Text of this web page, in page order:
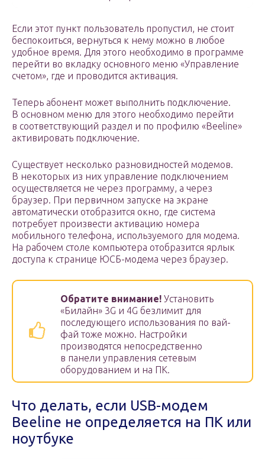
Если этот пункт пользователь пропустил, не стоит
беспокоиться, вернуться к нему можно в любое
удобное время. Для этого необходимо в программе
перейти во вкладку основного меню «Управление
счетом», где и проводится активация.
Теперь абонент может выполнить подключение.
В основном меню для этого необходимо перейти
в соответствующий раздел и по профилю «Beeline»
активировать подключение.
Существует несколько разновидностей модемов.
В некоторых из них управление подключением
осуществляется не через программу, а через
браузер. При первичном запуске на экране
автоматически отобразится окно, где система
потребует произвести активацию номера
мобильного телефона, используемого для модема.
На рабочем столе компьютера отобразится ярлык
доступа к странице ЮСБ-модема через браузер.
Обратите внимание! Установить
«Билайн» 3G и 4G безлимит для
последующего использования по вай-
фай тоже можно. Настройки
производятся непосредственно
в панели управления сетевым
оборудованием и на ПК.
Что делать, если USB-модем
Beeline не определяется на ПК или
ноутбуке